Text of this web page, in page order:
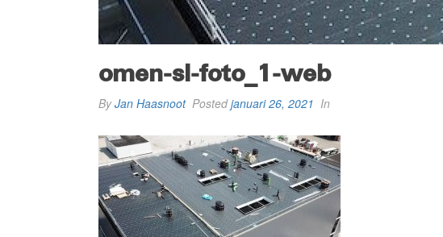
omen-sl-foto_1-web
ByJan Haasnoot Postedjanuari 26, 2021 In